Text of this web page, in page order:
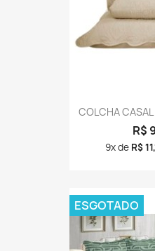
COLCHA
R$
9x de R$
ESGOTADO